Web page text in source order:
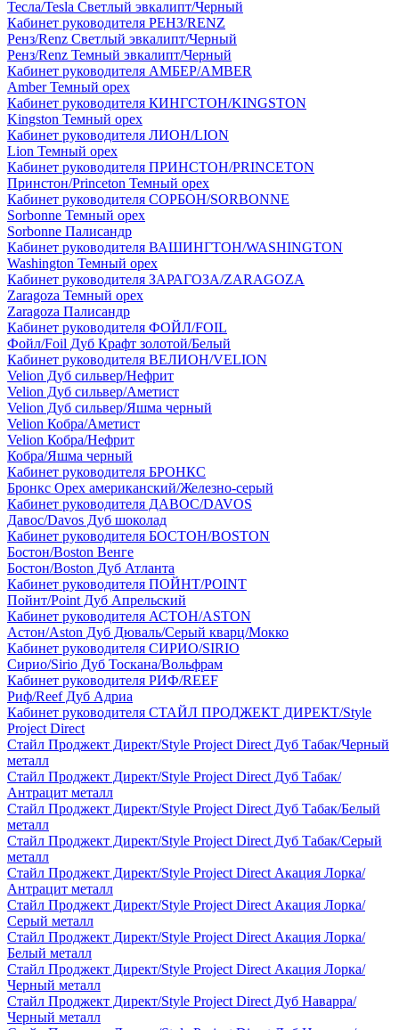
Тесла/Tesla Светлый эвкалипт/Черный
Кабинет руководителя РЕНЗ/RENZ
Ренз/Renz Светлый эвкалипт/Черный
Ренз/Renz Темный эвкалипт/Черный
Кабинет руководителя АМБЕР/AMBER
Amber Темный орех
Кабинет руководителя КИНГСТОН/KINGSTON
Kingston Темный орех
Кабинет руководителя ЛИОН/LION
Lion Темный орех
Кабинет руководителя ПРИНСТОН/PRINCETON
Принстон/Princeton Темный орех
Кабинет руководителя СОРБОН/SORBONNE
Sorbonne Темный орех
Sorbonne Палисандр
Кабинет руководителя ВАШИНГТОН/WASHINGTON
Washington Темный орех
Кабинет руководителя ЗАРАГОЗА/ZARAGOZA
Zaragoza Темный орех
Zaragoza Палисандр
Кабинет руководителя ФОЙЛ/FOIL
Фойл/Foil Дуб Крафт золотой/Белый
Кабинет руководителя ВЕЛИОН/VELION
Velion Дуб сильвер/Нефрит
Velion Дуб сильвер/Аметист
Velion Дуб сильвер/Яшма черный
Velion Кобра/Аметист
Velion Кобра/Нефрит
Кобра/Яшма черный
Кабинет руководителя БРОНКС
Бронкс Орех американский/Железно-серый
Кабинет руководителя ДАВОС/DAVOS
Давос/Davos Дуб шоколад
Кабинет руководителя БОСТОН/BOSTON
Бостон/Boston Венге
Бостон/Boston Дуб Атланта
Кабинет руководителя ПОЙНТ/POINT
Пойнт/Point Дуб Апрельский
Кабинет руководителя АСТОН/ASTON
Астон/Aston Дуб Дюваль/Серый кварц/Мокко
Кабинет руководителя СИРИО/SIRIO
Сирио/Sirio Дуб Тоскана/Вольфрам
Кабинет руководителя РИФ/REEF
Риф/Reef Дуб Адриа
Кабинет руководителя СТАЙЛ ПРОДЖЕКТ ДИРЕКТ/Style
Project Direct
Стайл Проджект Директ/Style Project Direct Дуб Табак/Черный
металл
Стайл Проджект Директ/Style Project Direct Дуб Табак/
Антрацит металл
Стайл Проджект Директ/Style Project Direct Дуб Табак/Белый
металл
Стайл Проджект Директ/Style Project Direct Дуб Табак/Серый
металл
Стайл Проджект Директ/Style Project Direct Акация Лорка/
Антрацит металл
Стайл Проджект Директ/Style Project Direct Акация Лорка/
Серый металл
Стайл Проджект Директ/Style Project Direct Акация Лорка/
Белый металл
Стайл Проджект Директ/Style Project Direct Акация Лорка/
Черный металл
Стайл Проджект Директ/Style Project Direct Дуб Наварра/
Черный металл